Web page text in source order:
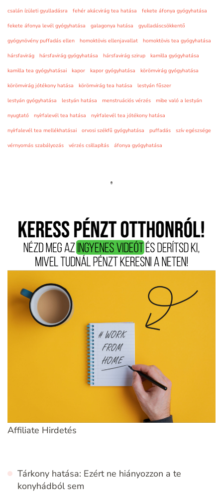
csalán ízületi gyulladásra
fehér akácvirág tea hatása
fekete áfonya gyógyhatása
fekete áfonya levél gyógyhatása
galagonya hatása
gyulladáscsökkentő
gyógynövény puffadás ellen
homoktövis ellenjavallat
homoktövis tea gyógyhatása
hársfavirág
hársfavirág gyógyhatása hársfavirág szirup
kamilla gyógyhatása
kamilla tea gyógyhatásai
kapor kapor gyógyhatása
körömvirág gyógyhatása
körömvirág jótékony hatása
körömvirág tea hatása
lestyán fűszer
lestyán gyógyhatása
lestyán hatása menstruációs vérzés
mibe való a lestyán
nyugtató
nyírfalevél tea hatása
nyírfalevél tea jótékony hatása
nyírfalevél tea mellékhatásai
orvosi székfű gyógyhatása puffadás
szív egészsége
vérnyomás szabályozás
vérzés csillapítás áfonya gyógyhatása
Affiliate Hirdetés
Tárkony hatása: Ezért ne hiányozzon a te
konyhádból sem